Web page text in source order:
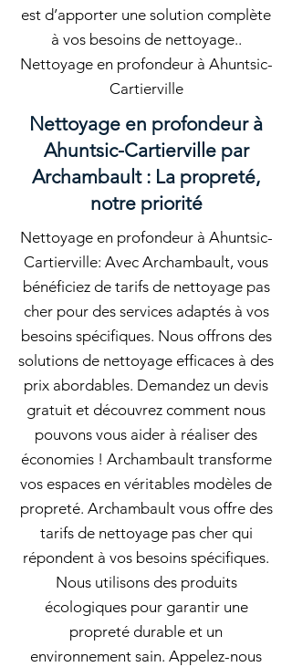
est d’apporter une solution complète
à vos besoins de nettoyage..
Nettoyage en profondeur à Ahuntsic-
Cartierville
Nettoyage en profondeur à
Ahuntsic-Cartierville par
Archambault : La propreté,
notre priorité
Nettoyage en profondeur à Ahuntsic-
Cartierville: Avec Archambault, vous
bénéficiez de tarifs de nettoyage pas
cher pour des services adaptés à vos
besoins spécifiques. Nous offrons des
solutions de nettoyage efficaces à des
prix abordables. Demandez un devis
gratuit et découvrez comment nous
pouvons vous aider à réaliser des
économies ! Archambault transforme
vos espaces en véritables modèles de
propreté. Archambault vous offre des
tarifs de nettoyage pas cher qui
répondent à vos besoins spécifiques.
Nous utilisons des produits
écologiques pour garantir une
propreté durable et un
environnement sain. Appelez-nous